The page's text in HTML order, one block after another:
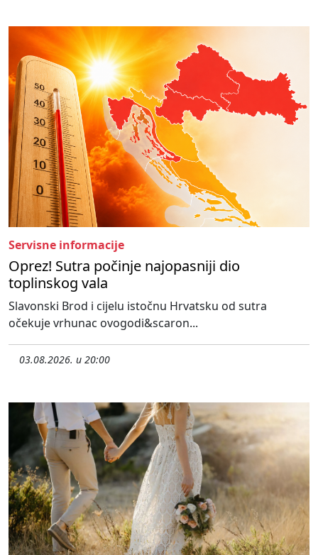
Servisne informacije
Oprez! Sutra počinje najopasniji dio
toplinskog vala
Slavonski Brod i cijelu istočnu Hrvatsku od sutra
očekuje vrhunac ovogodi&scaron...
03.08.2026. u 20:00